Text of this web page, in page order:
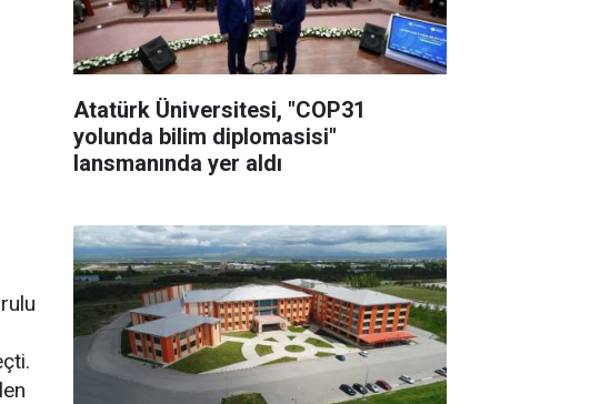
Atatürk Üniversitesi, "COP31
yolunda bilim diplomasisi"
lansmanında yer aldı